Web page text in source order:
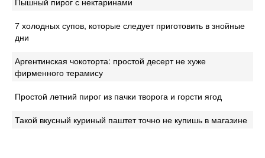
7 холодных супов, которые следует приготовить в знойные
дни
Аргентинская чокоторта: простой десерт не хуже
фирменного терамису
Простой летний пирог из пачки творога и горсти ягод
Такой вкусный куриный паштет точно не купишь в магазине